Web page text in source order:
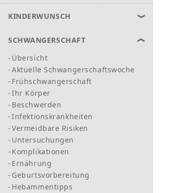
KINDERWUNSCH
SCHWANGERSCHAFT
Übersicht
Aktuelle Schwangerschaftswoche
Frühschwangerschaft
Ihr Körper
Beschwerden
Infektionskrankheiten
Vermeidbare Risiken
Untersuchungen
Komplikationen
Ernährung
Geburtsvorbereitung
Hebammentipps